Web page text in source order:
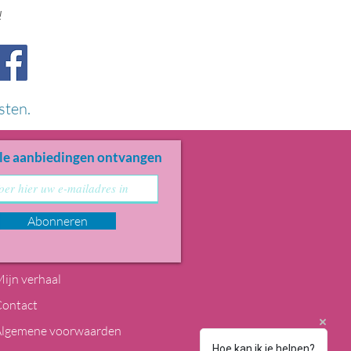
aanbiedingen ontvangen
Abonneren
verhaal
voorwaarden